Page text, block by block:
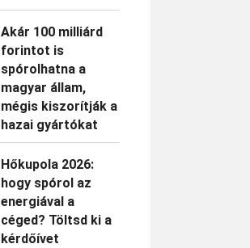
Akár 100 milliárd
forintot is
spórolhatna a
magyar állam,
mégis kiszorítják a
hazai gyártókat
Hőkupola 2026:
hogy spórol az
energiával a
céged? Töltsd ki a
kérdőívet